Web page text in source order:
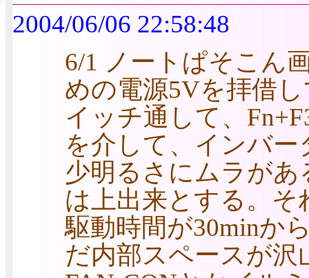
2004/06/06 22:58:48
6/1 ノートぱそこん
めの電源5Vを拝借
イッチ通して、
を介して、インバー
少明るさにムラがあ
は上出来とする。
駆動時間が30minか
だ内部スペースが沢